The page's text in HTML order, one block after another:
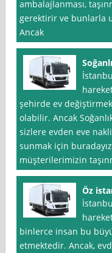
ambalajlanması,
gerektirir ve bunlarla
Ancak
şehirde ev
olabilir. Ancak
sizlere evden eve
sunmak için
müşterilerimizin
Öz
binlerce insan bu
etmektedir. Ancak,